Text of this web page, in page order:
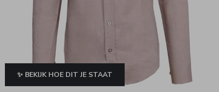
Shirts en tops
Truien en vesten
T-shirts en polos
Truien en vesten
✨ BEKIJK HOE DIT JE STAAT